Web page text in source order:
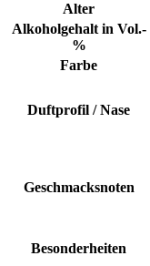
Alter
Alkoholgehalt in Vol.-
%
Farbe
Duftprofil / Nase
Geschmacksnoten
Besonderheiten